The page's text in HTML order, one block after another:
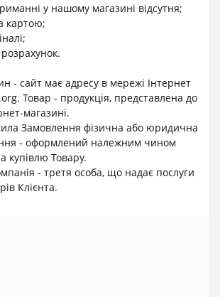
у нашому магазині відсутня;
картою;
- сайт має адресу в мережі Інтернет
Товар - продукція, представлена до
магазині.
Замовлення фізична або юридична
- оформлений належним чином
купівлю Товару.
- третя особа, що надає послуги
Клієнта.